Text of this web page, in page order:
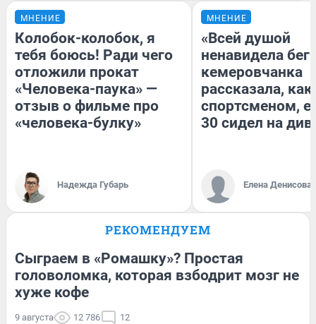
МНЕНИЕ
Колобок-колобок, я
тебя боюсь! Ради чего
отложили прокат
«Человека-паука» —
отзыв о фильме про
«человека-булку»
Надежда Губарь
МНЕНИЕ
«Всей душой
ненавидела
кемеровчанка
рассказала, как
спортсменом,
30 сидел на
Елена Денисова
РЕКОМЕНДУЕМ
Сыграем в «Ромашку»? Простая
головоломка, которая взбодрит мозг не
хуже кофе
9 августа 12 786 12